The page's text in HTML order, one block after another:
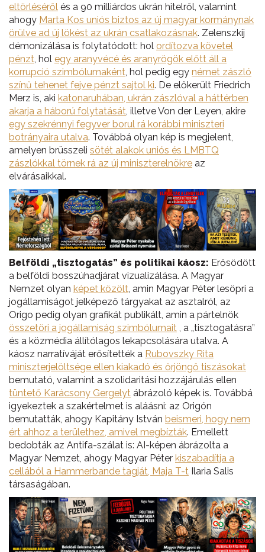
eltörléséről és a 90 milliárdos ukrán hitelről, valamint
ahogy Marta Kos uniós biztos az új magyar kormánynak
örülve ad új lökést az ukrán csatlakozásnak. Zelenszkij
démonizálása is folytatódott: hol ordítozva követel
pénzt , hol egy aranyvécé és aranyrögök előtt áll a
korrupció szimbólumaként , hol pedig egy német zászló
színű tehenet fejve pénzt sajtol ki. De előkerült Friedrich
Merz is, aki katonaruhában, ukrán zászlóval a háttérben
akarja a háború folytatását , illetve Von der Leyen, akire
egy szekrénnyi fegyver borul rá korábbi miniszteri
botrányaira utalva. Továbbá olyan kép is megjelent,
amelyen brüsszeli sötét alakok uniós és LMBTQ
zászlókkal törnek rá az új miniszterelnökre az
elvárásaikkal.
Belföldi „tisztogatás” és politikai káosz: Erősödött
a belföldi bosszúhadjárat vizualizálása. A Magyar
Nemzet olyan képet közölt, amin Magyar Péter lesöpri a
jogállamiságot jelképező tárgyakat az asztalról, az
Origo pedig olyan grafikát publikált, amin a pártelnök
összetöri a jogállamiság szimbólumait , a „tisztogatásra”
és a közmédia állítólagos lekapcsolására utalva. A
káosz narratíváját erősítették a Rubovszky Rita
miniszterjelöltsége ellen kiakadó és őrjöngő tiszásokat
bemutató, valamint a szolidaritási hozzájárulás ellen
tüntető Karácsony Gergelyt ábrázoló képek is. Továbbá
igyekeztek a szakértelmet is aláásni: az Origón
bemutatták, ahogy Kapitány István beismeri, hogy nem
ért ahhoz a területhez, amivel megbízták. Emellett
bedobták az Antifa-szálat is: AI-képen ábrázolta a
Magyar Nemzet, ahogy Magyar Péter kiszabadítja a
cellából a Hammerbande tagját, Maja T-t Ilaria Salis
társaságában.